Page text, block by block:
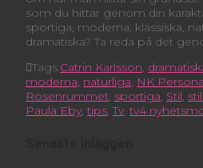
som du hittar genom din
sportiga, moderna, klassiska,
dramatiska? Ta reda på det
Tags:Catrin Karlsson
moderna naturliga NK
Rosenrummet sportiga Stil
Paula Eby tips ,Tv tv4